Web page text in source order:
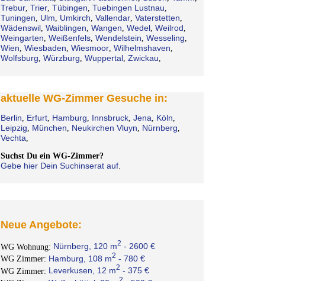
Trebur, Trier, Tübingen Tuebingen Lustnau
Tuningen Ulm Umkirch Vallendar, Vaterstetten
Wädenswil, Waiblingen Wangen Wedel, Weilrod
Weingarten Weißenfels, Wendelstein Wesseling
Wien Wiesbaden Wiesmoor, Wilhelmshaven
Wolfsburg Würzburg Wuppertal, Zwickau
aktuelle WG-Zimmer Gesuche in:
Berlin Erfurt, Hamburg Innsbruck, Jena Köln
Leipzig München Neukirchen Vluyn Nürnberg
Vechta
Suchst Du ein WG-Zimmer?
Gebe hier Dein Suchinserat auf.
Neue Angebote:
WG Wohnung: Nürnberg, 120 m2 - 2600 €
WG Zimmer: Hamburg, 108 m2 - 780 €
WG Zimmer: Leverkusen, 12 m2 - 375 €